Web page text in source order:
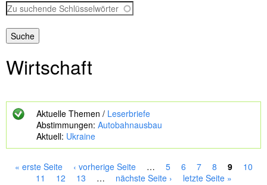
Z
u
s
u
h
e
Wirtschaft
Aktuelle Themen / Leserbriefe
Abstimmungen: Autobahnausbau
Aktuell: Ukraine
« erste Seite ‹ vorherige Seite … 5 6 7 8 9
10
11
12 13 … nächste Seite › letzte Seite »